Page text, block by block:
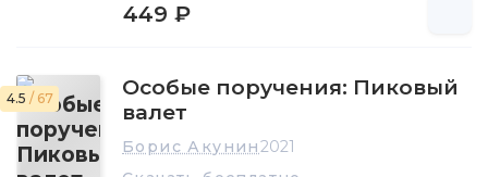
449 ₽
4.5 / 67
Особые поручения: Пиковый
валет
Борис Акунин2021